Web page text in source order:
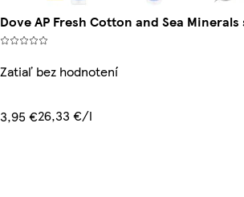
Dove AP Fresh Cotton and Sea
Zatiaľ bez hodnotení
3,95 €26,33 €/l